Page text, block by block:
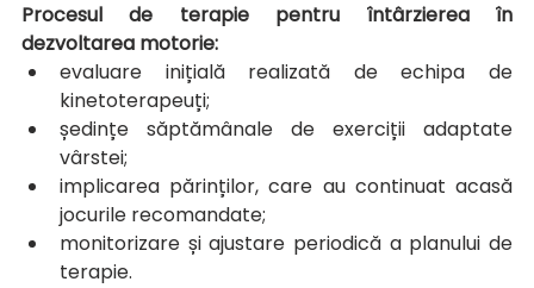
Procesul de terapie pentru întârzierea în
dezvoltarea motorie:
evaluare inițială realizată de echipa de
kinetoterapeuți;
ședințe săptămânale de exerciții adaptate
vârstei;
implicarea părinților, care au continuat acasă
jocurile recomandate;
monitorizare și ajustare periodică a planului de
terapie.